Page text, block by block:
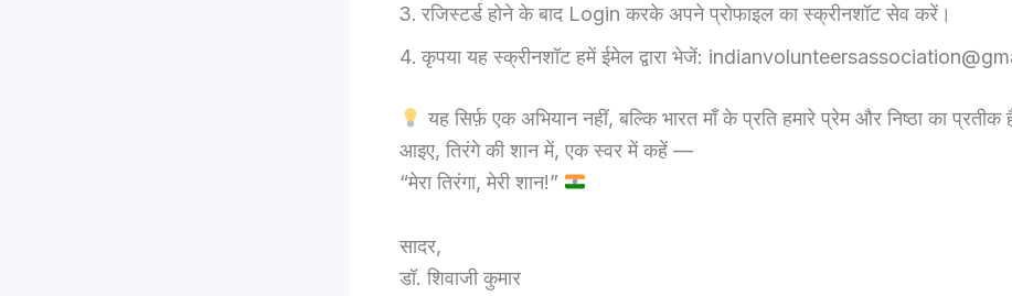
रजिस्टर्ड होने के बाद Login करके अपने प्रोफाइल का स्क्रीनशॉट सेव करें।
कृपया यह स्क्रीनशॉट हमें ईमेल द्वारा भेजें:
यह सिर्फ़ एक अभियान नहीं, बल्कि भारत माँ के प्रति हमारे प्रेम और निष्ठा का प्रतीक
आइए, तिरंगे की शान में, एक स्वर में कहें —
“मेरा तिरंगा, मेरी शान!”
सादर,
डॉ. शिवाजी कुमार